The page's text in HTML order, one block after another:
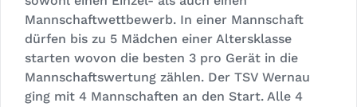
Mannschaftwettbewerb. In einer Mannschaft
dürfen bis zu 5 Mädchen einer Altersklasse
starten wovon die besten 3 pro Gerät in die
Mannschaftswertung zählen. Der TSV Wernau
ging mit 4 Mannschaften an den Start. Alle 4